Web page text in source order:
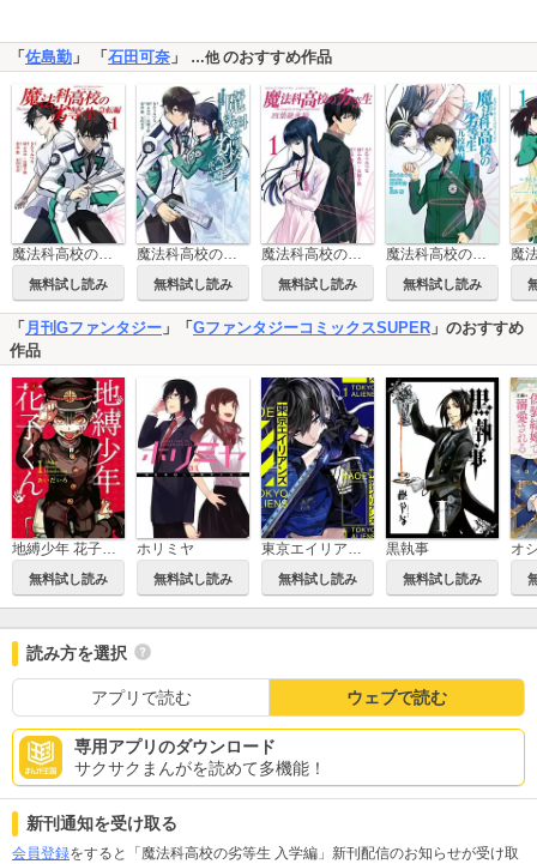
「佐島勤 」 「石田可奈 」 …他のおすすめ作品
魔法科高校の劣等生 急転編
無料試し読み
魔法科高校の劣等生 孤立編
無料試し読み
魔法科高校の劣等生 四葉継承編
無料試し読み
魔法科高校の劣等生 九校戦編
無料試し読み
「 月刊Gファンタジー 」「 GファンタジーコミックスSUPER 」のおすすめ
作品
地縛少年 花子くん
無料試し読み
ホリミヤ
無料試し読み
東京エイリアンズ
無料試し読み
黒執事
無料試し読み
読み方を選択
アプリで読む ウェブで読む
専用アプリのダウンロード
サクサクまんがを読めて多機能！
新刊通知を受け取る
会員登録をすると「魔法科高校の劣等生 入学編」新刊配信のお知らせが受け取